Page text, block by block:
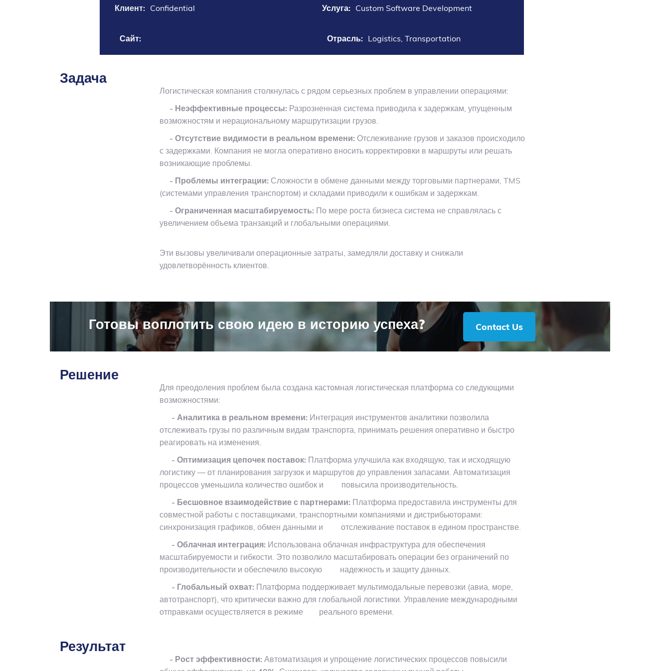
Клиент: Confidential Услуга: Custom Software Development
Сайт: Отрасль: Logistics, Transportation
Задача
Логистическая компания столкнулась с рядом серьезных проблем в управлении операциями:
- Неэффективные процессы: Разрозненная система приводила к задержкам, упущенным
возможностям и нерациональному маршрутизации грузов.
- Отсутствие видимости в реальном времени: Отслеживание грузов и заказов происходило
с задержками. Компания не могла оперативно вносить корректировки в маршруты или решать
возникающие проблемы.
- Проблемы интеграции: Сложности в обмене данными между торговыми партнерами, TMS
(системами управления транспортом) и складами приводили к ошибкам и задержкам.
- Ограниченная масштабируемость: По мере роста бизнеса система не справлялась с
увеличением объема транзакций и глобальными операциями.
Эти вызовы увеличивали операционные затраты, замедляли доставку и снижали
удовлетворённость клиентов.
Готовы воплотить свою идею в историю успеха? Contact Us
Решение
Для преодоления проблем была создана кастомная логистическая платформа со следующими
возможностями:
- Аналитика в реальном времени: Интеграция инструментов аналитики позволила
отслеживать грузы по различным видам транспорта, принимать решения оперативно и быстро
реагировать на изменения.
- Оптимизация цепочек поставок: Платформа улучшила как входящую, так и исходящую
логистику — от планирования загрузок и маршрутов до управления запасами. Автоматизация
процессов уменьшила количество ошибок и повысила производительность.
- Бесшовное взаимодействие с партнерами: Платформа предоставила инструменты для
совместной работы с поставщиками, транспортными компаниями и дистрибьюторами:
синхронизация графиков, обмен данными и отслеживание поставок в едином пространстве.
- Облачная интеграция: Использована облачная инфраструктура для обеспечения
масштабируемости и гибкости. Это позволило масштабировать операции без ограничений по
производительности и обеспечило высокую надежность и защиту данных.
- Глобальный охват: Платформа поддерживает мультимодальные перевозки (авиа, море,
автотранспорт), что критически важно для глобальной логистики. Управление международными
отправками осуществляется в режиме реального времени.
Результат
- Рост эффективности: Автоматизация и упрощение логистических процессов повысили